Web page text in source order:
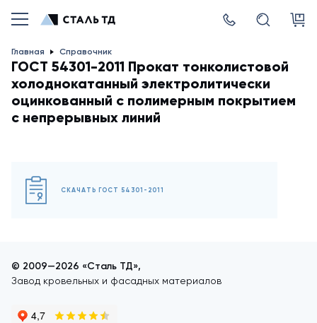
Главная Справочник
ГОСТ 54301-2011 Прокат тонколистовой
холоднокатанный электролитически
оцинкованный с полимерным покрытием
с непрерывных линий
СКАЧАТЬ ГОСТ 54301-2011
© 2009—2026 «Сталь ТД»,
Завод кровельных и фасадных материалов